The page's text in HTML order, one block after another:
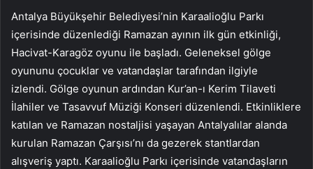
Antalya Büyükşehir Belediyesi’nin Karaalioğlu Parkı
içerisinde düzenlediği Ramazan ayının ilk gün etkinliği,
Hacivat-Karagöz oyunu ile başladı. Geleneksel gölge
oyununu çocuklar ve vatandaşlar tarafından ilgiyle
izlendi. Gölge oyunun ardından Kur’an-ı Kerim Tilaveti
İlahiler ve Tasavvuf Müziği Konseri düzenlendi. Etkinliklere
katılan ve Ramazan nostaljisi yaşayan Antalyalılar alanda
kurulan Ramazan Çarşısı’nı da gezerek stantlardan
alışveriş yaptı. Karaalioğlu Parkı içerisinde vatandaşların